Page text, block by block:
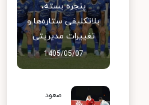
پنجره بسته،
بلاتکلیفی ستاره‌ها و
تغییرات مدیریتی
1405/05/07
صعود